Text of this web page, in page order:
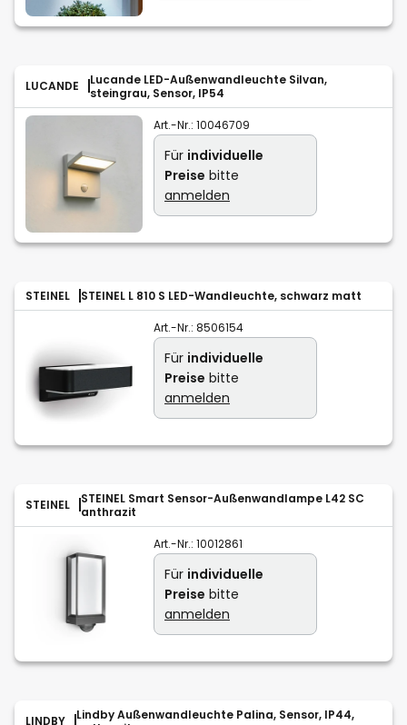
LUCANDE
Lucande LED-Außenwandleuchte Silvan,
steingrau, Sensor, IP54
Art.-Nr.: 10046709
Für individuelle
Preise bitte
anmelden
STEINEL STEINEL L 810 S LED-Wandleuchte, schwarz matt
Art.-Nr.: 8506154
Für individuelle
Preise bitte
anmelden
STEINEL
STEINEL Smart Sensor-Außenwandlampe L42 SC
anthrazit
Art.-Nr.: 10012861
Für individuelle
Preise bitte
anmelden
LINDBY
Lindby Außenwandleuchte Palina, Sensor, IP44,